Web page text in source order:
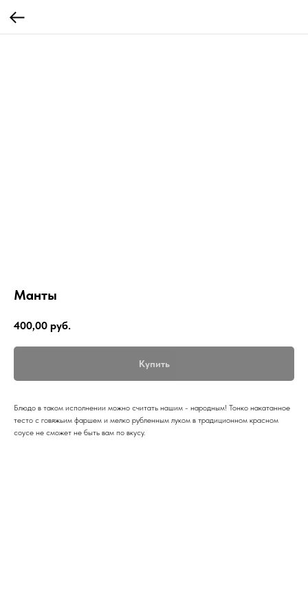
Манты
400,00 руб.
Купить
Блюдо в таком исполнении можно считать нашим - народным! Тонко накатанное
тесто с говяжьим фаршем и мелко рубленным луком в традиционном красном
соусе не сможет не быть вам по вкусу.